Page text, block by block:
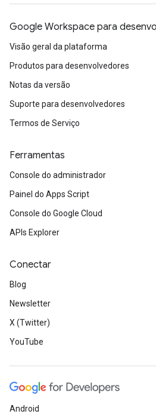
Google Workspace para
Visão geral da plataforma
Produtos para desenvolvedores
Notas da versão
Suporte para desenvolvedores
Termos de Serviço
Ferramentas
Console do administrador
Painel do Apps Script
Console do Google Cloud
APIs Explorer
Conectar
Blog
Newsletter
X (Twitter)
YouTube
Android